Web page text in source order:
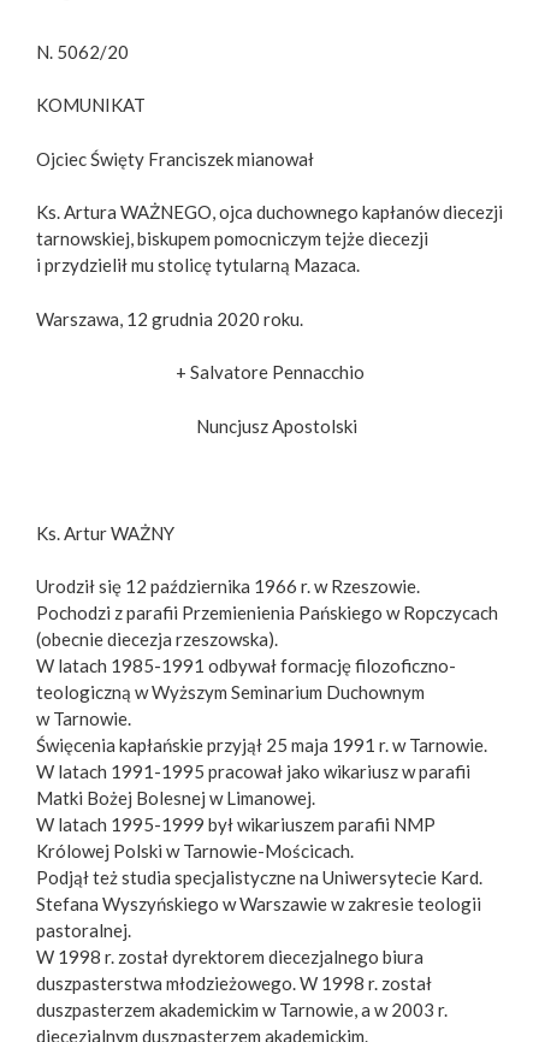
N. 5062/20
KOMUNIKAT
Ojciec Święty Franciszek mianował
Ks. Artura WAŻNEGO, ojca duchownego kapłanów diecezji
tarnowskiej, biskupem pomocniczym tejże diecezji
i przydzielił mu stolicę tytularną Mazaca.
Warszawa, 12 grudnia 2020 roku.
+ Salvatore Pennacchio
Nuncjusz Apostolski
Ks. Artur WAŻNY
Urodził się 12 października 1966 r. w Rzeszowie.
Pochodzi z parafii Przemienienia Pańskiego w Ropczycach
(obecnie diecezja rzeszowska).
W latach 1985-1991 odbywał formację filozoficzno-
teologiczną w Wyższym Seminarium Duchownym
w Tarnowie.
Święcenia kapłańskie przyjął 25 maja 1991 r. w Tarnowie.
W latach 1991-1995 pracował jako wikariusz w parafii
Matki Bożej Bolesnej w Limanowej.
W latach 1995-1999 był wikariuszem parafii NMP
Królowej Polski w Tarnowie-Mościcach.
Podjął też studia specjalistyczne na Uniwersytecie Kard.
Stefana Wyszyńskiego w Warszawie w zakresie teologii
pastoralnej.
W 1998 r. został dyrektorem diecezjalnego biura
duszpasterstwa młodzieżowego. W 1998 r. został
duszpasterzem akademickim w Tarnowie, a w 2003 r.
diecezjalnym duszpasterzem akademickim.